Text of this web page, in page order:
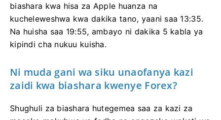
biashara kwa hisa za Apple huanza na
kucheleweshwa kwa dakika tano, yaani saa 13:35.
Na huisha saa 19:55, ambayo ni dakika 5 kabla ya
kipindi cha nukuu kuisha.
Ni muda gani wa siku unaofanya kazi
zaidi kwa biashara kwenye Forex?
Shughuli za biashara hutegemea saa za kazi za